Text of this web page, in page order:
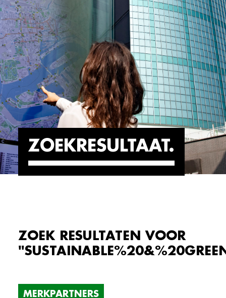
ZOEKRESULTAAT
ZOEK RESULTATEN VOOR
MERKPARTNERS